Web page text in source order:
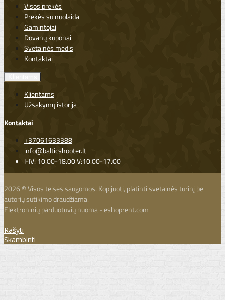
Visos prekės
Prekės su nuolaida
Gamintojai
Dovanų kuponai
Svetainės medis
Kontaktai
Klientams
Užsakymų istorija
Kontaktai
+37061633388
info@balticshooter.lt
I-IV: 10.00-18.00 V:10.00-17.00
2026 © Visos teisės saugomos. Kopijuoti, platinti svetainės turinį be
autorių sutikimo draudžiama.
Elektroninių parduotuvių nuoma-eshoprent.com
Rašyti
Skambinti